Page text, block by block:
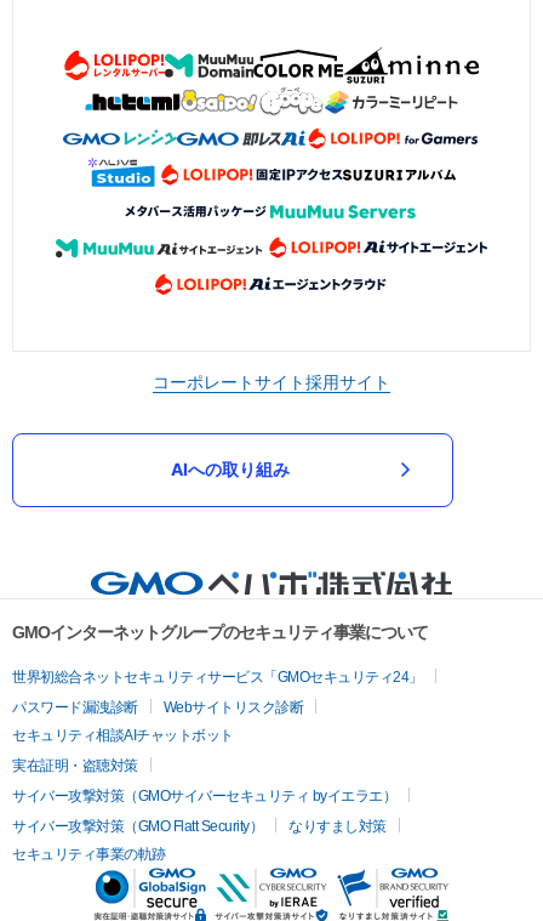
コーポレートサイト採用サイト
AIへの取り組み
GMOインターネットグループのセキュリティ事業について
世界初総合ネットセキュリティサービス「GMOセキュリティ24」
パスワード漏洩診断
Webサイトリスク診断
セキュリティ相談AIチャットボット
実在証明・盗聴対策
サイバー攻撃対策（GMOサイバーセキュリティ byイエラエ）
サイバー攻撃対策（GMO Flatt Security）
なりすまし対策
セキュリティ事業の軌跡